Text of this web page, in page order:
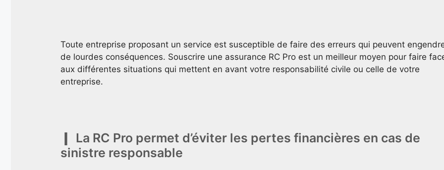
Toute entreprise proposant un service est susceptible de faire des erreurs qui peuvent
de lourdes conséquences. Souscrire une assurance RC Pro est un meilleur moyen pour faire
aux différentes situations qui mettent en avant votre responsabilité civile ou celle de votre
entreprise.
La RC Pro permet d’éviter les pertes financières en cas de
sinistre responsable